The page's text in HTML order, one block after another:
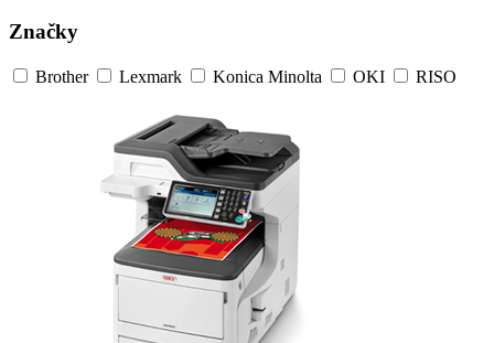
Značky
Brother Lexmark Konica Minolta OKI RISO